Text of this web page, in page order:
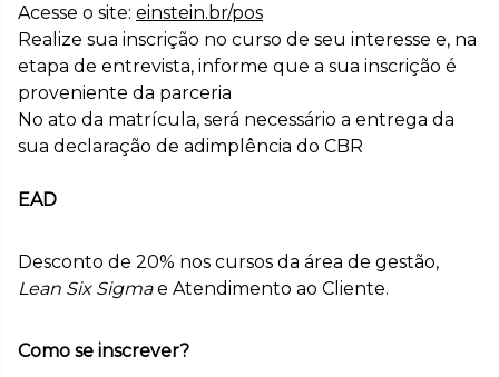
Acesse o site: einstein.br/pos
Realize sua inscrição no curso de seu interesse e, na
etapa de entrevista, informe que a sua inscrição é
proveniente da parceria
No ato da matrícula, será necessário a entrega da
sua declaração de adimplência do CBR
EAD
Desconto de 20% nos cursos da área de gestão,
Lean Six Sigmae Atendimento ao Cliente.
Como se inscrever?